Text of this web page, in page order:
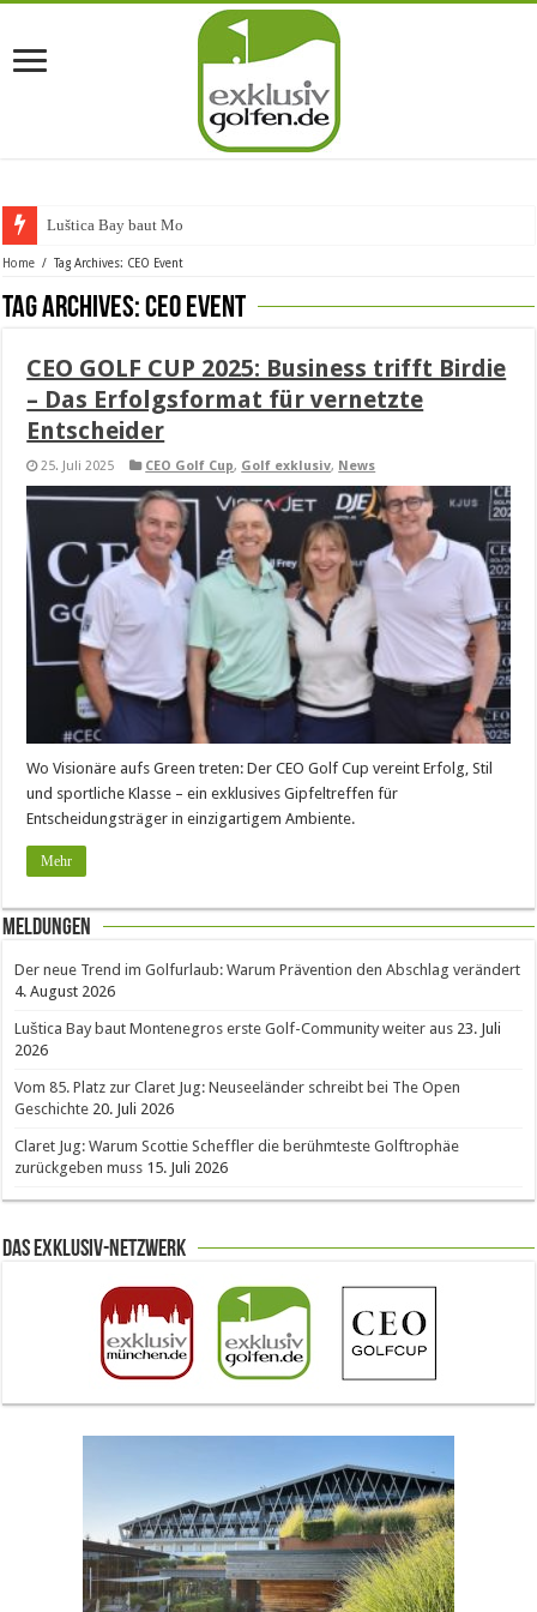
Luštica Bay baut Montene
Home / Tag Archives: CEO Event
Tag Archives:CEO Event
CEO GOLF CUP 2025: Business trifft Birdie
– Das Erfolgsformat für vernetzte
Entscheider
25. Juli 2025 CEO Golf Cup, Golf exklusiv, News
Wo Visionäre aufs Green treten: Der CEO Golf Cup vereint Erfolg, Stil
und sportliche Klasse – ein exklusives Gipfeltreffen für
Entscheidungsträger in einzigartigem Ambiente.
Mehr
Meldungen
Der neue Trend im Golfurlaub: Warum Prävention den Abschlag verändert
4. August 2026
Luštica Bay baut Montenegros erste Golf-Community weiter aus 23. Juli
2026
Vom 85. Platz zur Claret Jug: Neuseeländer schreibt bei The Open
Geschichte 20. Juli 2026
Claret Jug: Warum Scottie Scheffler die berühmteste Golftrophäe
zurückgeben muss 15. Juli 2026
Das Exklusiv-Netzwerk